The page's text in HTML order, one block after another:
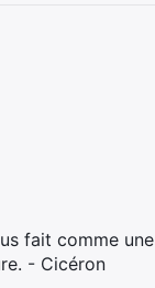
fait comme une
- Cicéron